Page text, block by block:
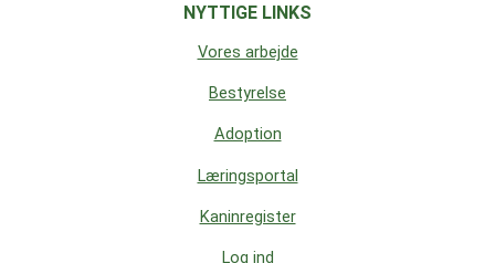
NYTTIGE LINKS
Vores arbejde
Bestyrelse
Adoption
Læringsportal
Kaninregister
Log ind